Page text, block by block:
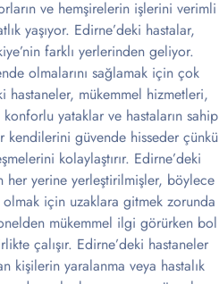
ve hemşirelerin işlerini verimli
yaşıyor. Edirne’deki hastalar,
farklı yerlerinden geliyor.
olmalarını sağlamak için çok
hastaneler, mükemmel hizmetleri,
yataklar ve hastaların sahip
kendilerini güvende hisseder çünkü
kolaylaştırır. Edirne’deki
her yerine yerleştirilmişler, böylece
için uzaklara gitmek zorunda
mükemmel ilgi görürken bol
çalışır. Edirne’deki hastaneler
kişilerin yaralanma veya hastalık